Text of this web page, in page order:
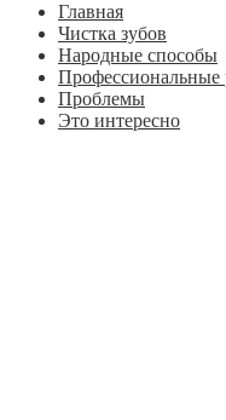
Главная
Чистка зубов
Народные способы
Профессиональные
Проблемы
Это интересно